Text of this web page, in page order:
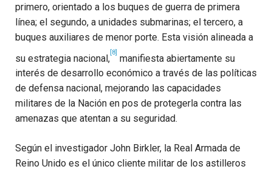
primero, orientado a los buques de guerra de primera
línea; el segundo, a unidades submarinas; el tercero, a
buques auxiliares de menor porte. Esta visión alineada a
su estrategia nacional,
[8]
manifiesta abiertamente su
interés de desarrollo económico a través de las políticas
de defensa nacional, mejorando las capacidades
militares de la Nación en pos de protegerla contra las
amenazas que atentan a su seguridad.
Según el investigador John Birkler, la Real Armada de
Reino Unido es el único cliente militar de los astilleros